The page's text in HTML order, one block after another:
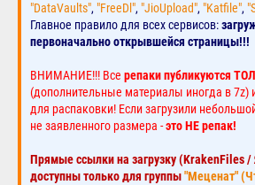
"DataVaults", "FreeDl", "JioUpload", "Katfile",
Главное правило для всех сервисов:
первоначально открывшейся страницы!!!
ВНИМАНИЕ!!! Все репаки публикуются
(дополнительные материалы иногда в 7z)
для распаковки! Если загрузили
не заявленного размера -это НЕ репак!
Прямые ссылки на загрузку (KrakenFiles /
доступны только для группы"Меценат"